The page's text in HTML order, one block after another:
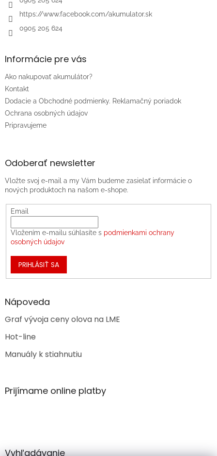
https://www.facebook.com/akumulator.sk
0905 205 624
Informácie pre vás
Ako nakupovať akumulátor?
Kontakt
Dodacie a Obchodné podmienky. Reklamačný poriadok
Ochrana osobných údajov
Pripravujeme
Odoberať newsletter
Vložte svoj e-mail a my Vám budeme zasielať informácie o
nových produktoch na našom e-shope.
Email
Vložením e-mailu súhlasíte s podmienkami ochrany
osobných údajov
PRIHLÁSIŤ SA
Nápoveda
Graf vývoja ceny olova na LME
Hot-line
Manuály k stiahnutiu
Prijímame online platby
Vyhľadávanie